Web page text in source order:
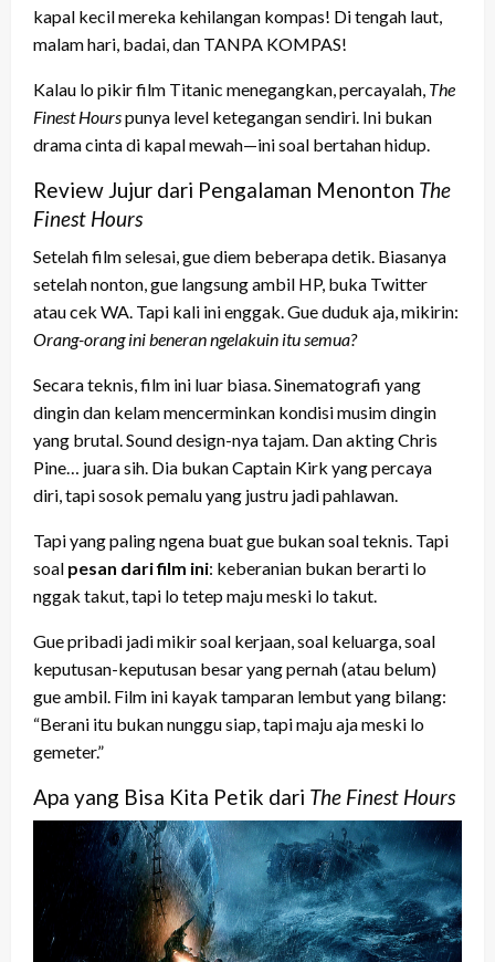
kapal kecil mereka kehilangan kompas! Di tengah laut,
malam hari, badai, dan TANPA KOMPAS!
Kalau lo pikir film Titanic menegangkan, percayalah, The
Finest Hourspunya level ketegangan sendiri. Ini bukan
drama cinta di kapal mewah—ini soal bertahan hidup.
Review Jujur dari Pengalaman Menonton The
Finest Hours
Setelah film selesai, gue diem beberapa detik. Biasanya
setelah nonton, gue langsung ambil HP, buka Twitter
atau cek WA. Tapi kali ini enggak. Gue duduk aja, mikirin:
Orang-orang ini beneran ngelakuin itu semua?
Secara teknis, film ini luar biasa. Sinematografi yang
dingin dan kelam mencerminkan kondisi musim dingin
yang brutal. Sound design-nya tajam. Dan akting Chris
Pine… juara sih. Dia bukan Captain Kirk yang percaya
diri, tapi sosok pemalu yang justru jadi pahlawan.
Tapi yang paling ngena buat gue bukan soal teknis. Tapi
soal pesan dari film ini: keberanian bukan berarti lo
nggak takut, tapi lo tetep maju meski lo takut.
Gue pribadi jadi mikir soal kerjaan, soal keluarga, soal
keputusan-keputusan besar yang pernah (atau belum)
gue ambil. Film ini kayak tamparan lembut yang bilang:
“Berani itu bukan nunggu siap, tapi maju aja meski lo
gemeter.”
Apa yang Bisa Kita Petik dari The Finest Hours